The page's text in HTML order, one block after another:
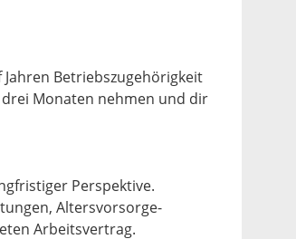
Betriebszugehörigkeit
drei Monaten nehmen und dir
Perspektive.
Altersvorsorge-
Arbeitsvertrag.